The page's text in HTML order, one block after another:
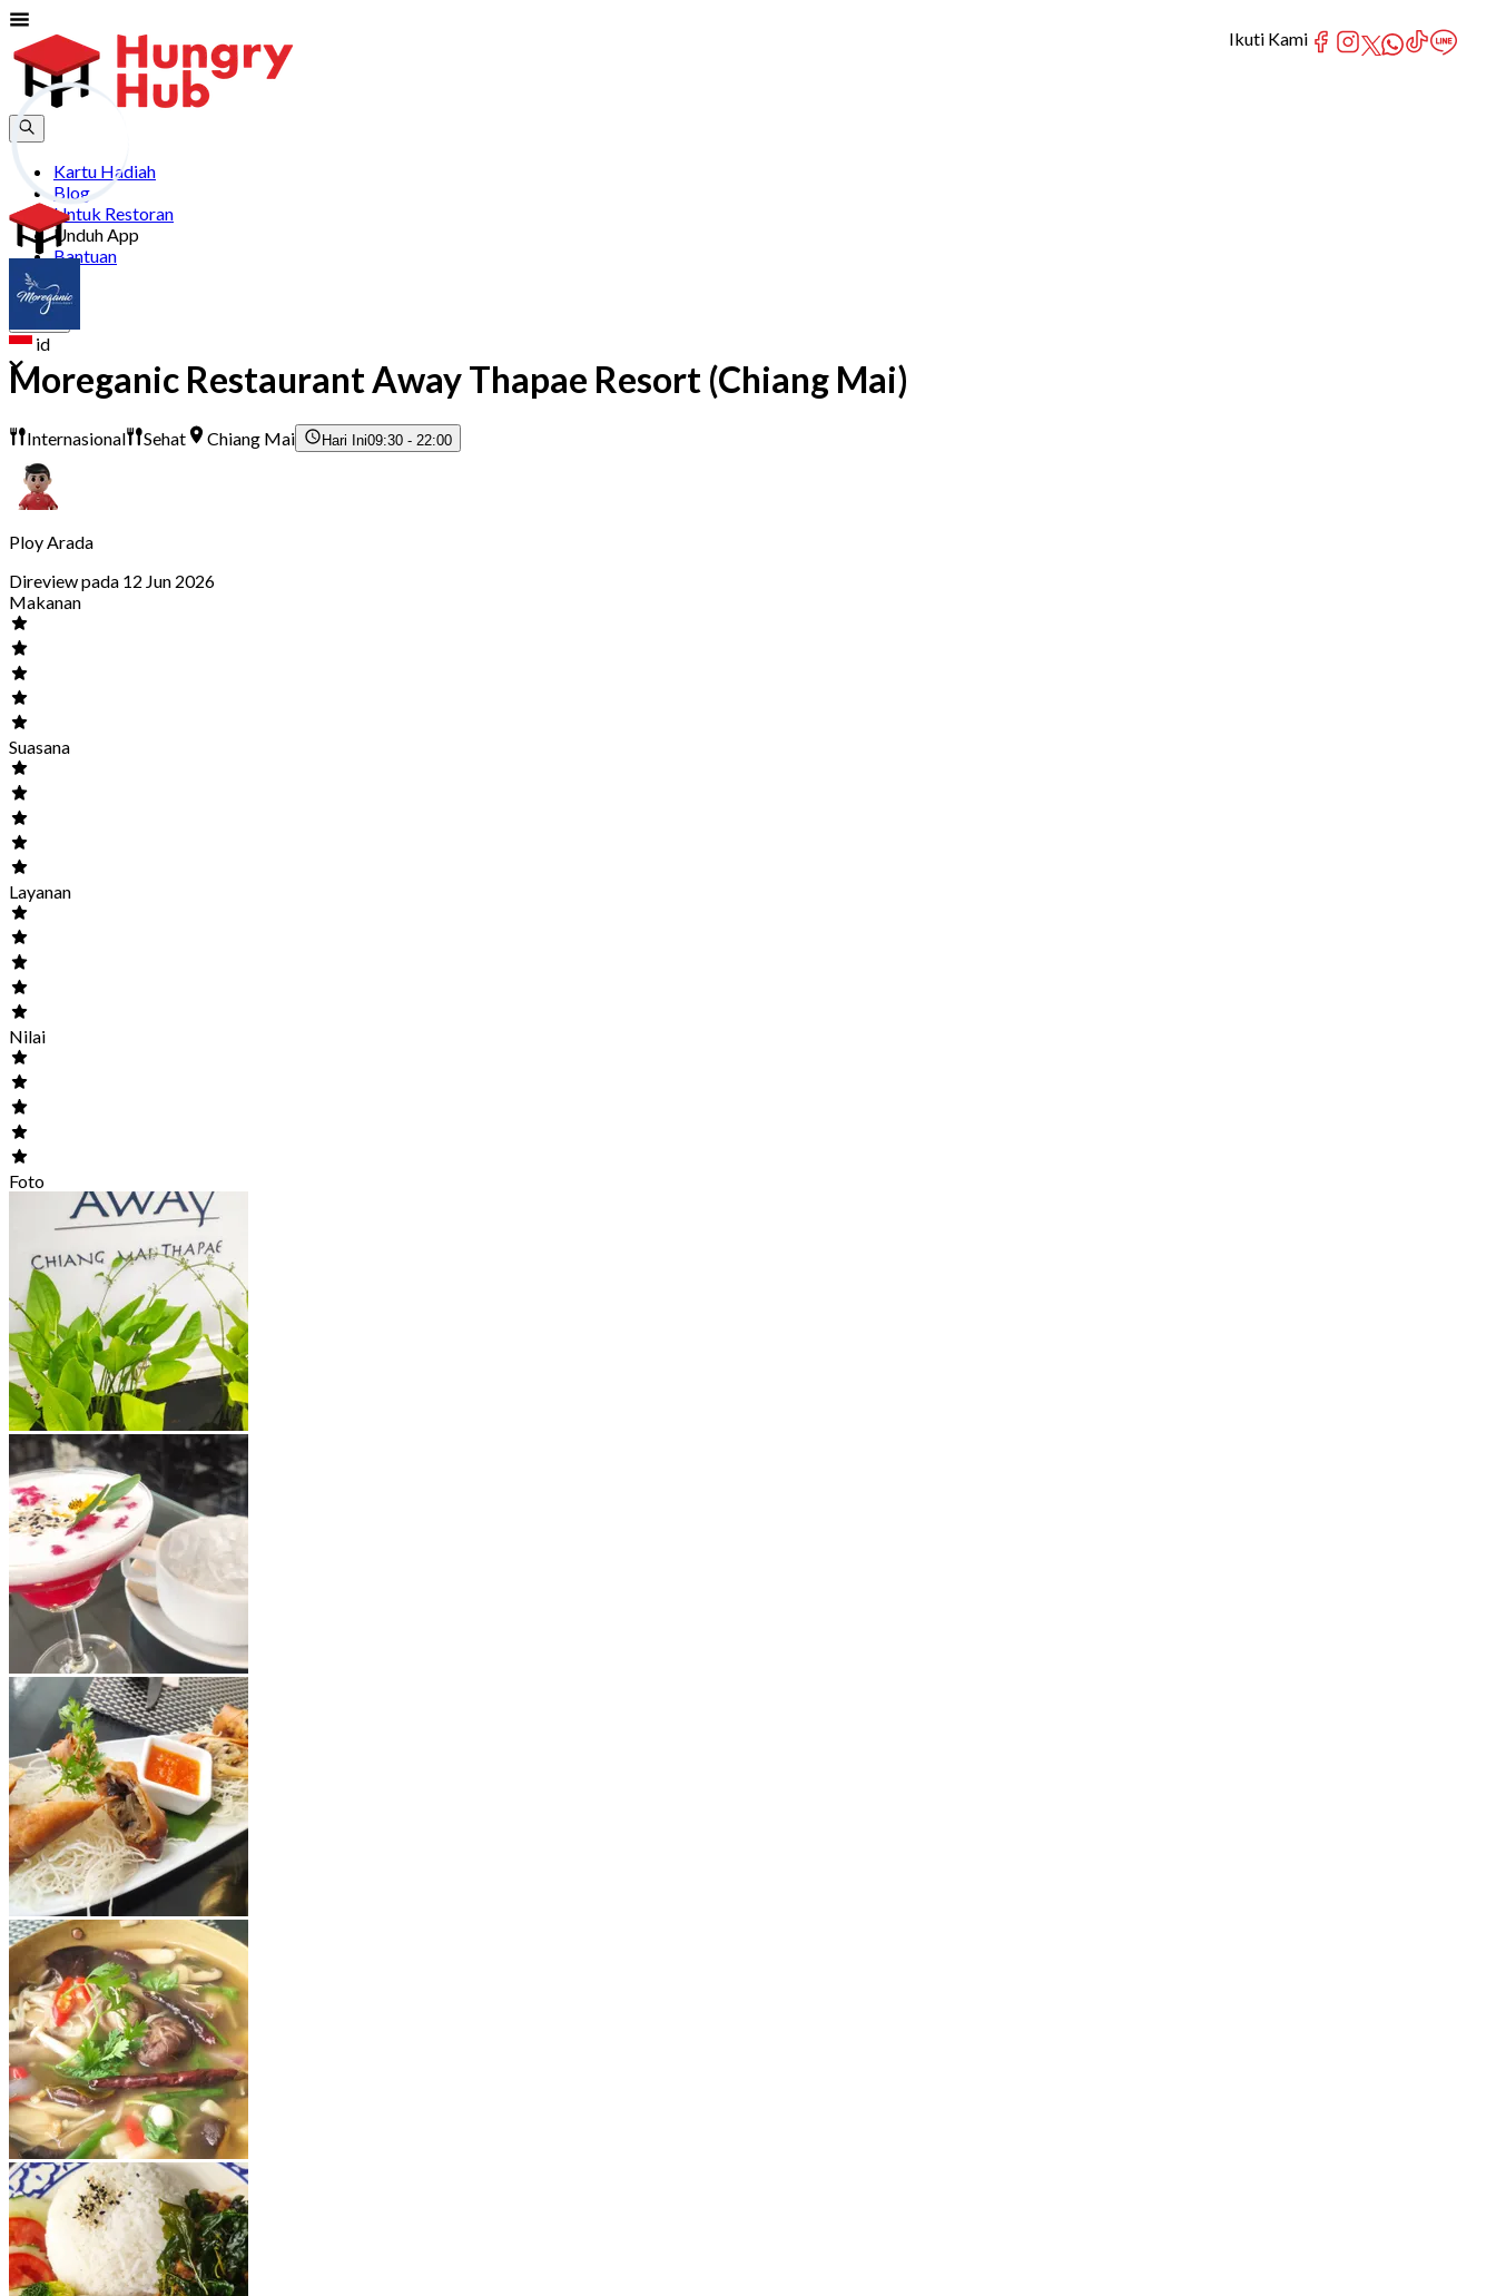
Kartu Hadiah
Blog
Untuk Restoran
Unduh App
Bantuan
Daftar
id
Moreganic Restaurant Away Thapae Resort (Chiang Mai)
Internasional Sehat Chiang Mai Hari Ini09:30 - 22:00
Ploy Arada
Direview pada 12 Jun 2026
Makanan
Suasana
Layanan
Nilai
Foto
Ikuti Kami